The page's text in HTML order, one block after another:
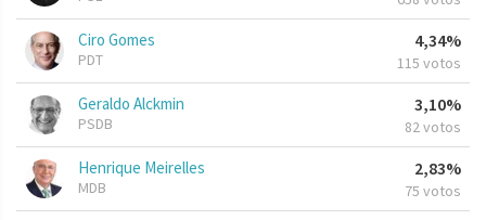
Ciro Gomes
PDT
4,34%
115 votos
Geraldo Alckmin
PSDB
3,10%
82 votos
Henrique Meirelles
MDB
2,83%
75 votos